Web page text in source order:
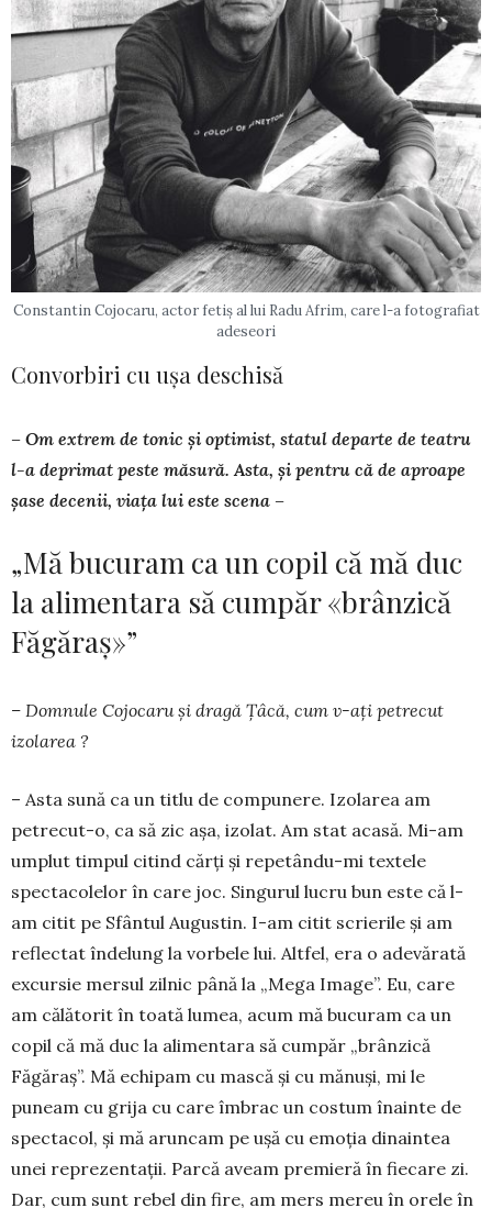
Constantin Cojocaru, actor fetiș al lui Radu Afrim, care l-a fotografiat
adeseori
Convorbiri cu ușa deschisă
– Om extrem de tonic și optimist, statul departe de teatru
l-a deprimat peste măsură. Asta, și pentru că de aproape
șase decenii, viaţa lui este scena –
„Mă bucuram ca un copil că mă duc
la alimentara să cumpăr «brânzică
Făgăraș»”
– Domnule Cojocaru și dragă Ţâcă, cum v-aţi petrecut
izolarea ?
– Asta sună ca un titlu de compunere. Izolarea am
petrecut-o, ca să zic așa, izolat. Am stat acasă. Mi-am
umplut timpul citind cărţi și repetându-mi textele
spectacolelor în care joc. Singurul lucru bun este că l-
am citit pe Sfântul Augustin. I-am citit scrie­rile și am
reflectat îndelung la vorbele lui. Alt­fel, era o adevărată
excursie mersul zilnic până la „Mega Image”. Eu, care
am călătorit în toată lu­mea, acum mă bucuram ca un
copil că mă duc la ali­mentara să cumpăr „brânzică
Făgăraș”. Mă echi­pam cu mască și cu mănuși, mi le
puneam cu grija cu care îmbrac un costum înainte de
spectacol, și mă aruncam pe ușă cu emoţia dinaintea
unei repre­zentaţii. Parcă aveam premieră în fiecare zi.
Dar, cum sunt rebel din fire, am mers mereu în orele în